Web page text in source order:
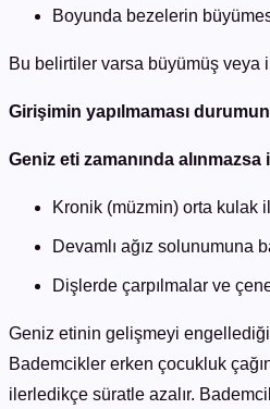
Boyunda bezelerin
Bu belirtiler varsa büyümüş veya
Girişimin yapılmaması
Geniz eti zamanında
Kronik (müzmin) orta kulak
Devamlı ağız solunumuna
Dişlerde çarpılmalar ve
Geniz etinin gelişmeyi engellediği
Bademcikler erken çocukluk
ilerledikçe süratle azalır.